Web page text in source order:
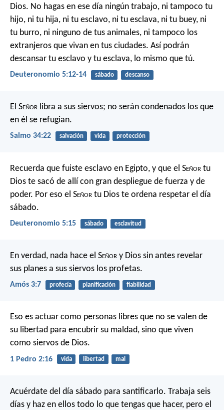
Dios. No hagas en ese día ningún trabajo, ni tampoco tu
hijo, ni tu hija, ni tu esclavo, ni tu esclava, ni tu buey, ni
tu burro, ni ninguno de tus animales, ni tampoco los
extranjeros que vivan en tus ciudades. Así podrán
descansar tu esclavo y tu esclava, lo mismo que tú.
Deuteronomio 5:12-14 sábado descanso
El Señor libra a sus siervos; no serán condenados los que
en él se refugian.
Salmo 34:22 salvación vida protección
Recuerda que fuiste esclavo en Egipto, y que el Señor tu
Dios te sacó de allí con gran despliegue de fuerza y de
poder. Por eso el Señor tu Dios te ordena respetar el día
sábado.
Deuteronomio 5:15 sábado esclavitud
En verdad, nada hace el Señor y Dios sin antes revelar
sus planes a sus siervos los profetas.
Amós 3:7 profecía planificación fiabilidad
Eso es actuar como personas libres que no se valen de
su libertad para encubrir su maldad, sino que viven
como siervos de Dios.
1 Pedro 2:16 vida libertad mal
Acuérdate del día sábado para santificarlo. Trabaja seis
días y haz en ellos todo lo que tengas que hacer, pero el